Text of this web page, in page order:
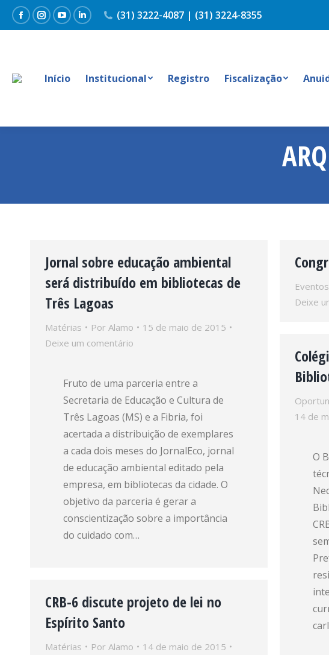
FacebookInstagram
YouTubeLinkedin
(31) 3222-4087 | (31) 3224-8355
Início Institucional Registro Fiscalização
Jornal sobre educação ambiental
será distribuído em bibliotecas de
Três Lagoas
Matérias Por Alamo
15 de maio de 2015
Deixe um comentário
Fruto de uma parceria entre a
Secretaria de Educação e Cultura de
Três Lagoas (MS) e a Fibria, foi
acertada a distribuição de exemplares
a cada dois meses do JornalEco, jornal
de educação ambiental editado pela
empresa, em bibliotecas da cidade. O
objetivo da parceria é gerar a
conscientização sobre a importância
do cuidado com…
Eventos
Deixe
14 de
O
CRB-6 discute projeto de lei no
Espírito Santo
Matérias Por Alamo
14 de maio de 2015